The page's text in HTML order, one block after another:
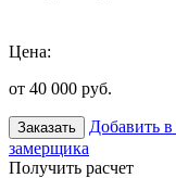
Цена:
от 40 000 руб.
Заказать Добавить
замерщика
Получить расчет